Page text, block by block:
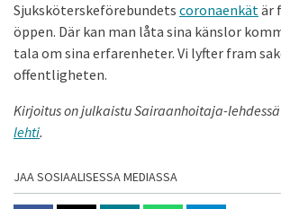
Sjuksköterskeförebundets coronaenkätär
öppen. Där kan man låta sina känslor
tala om sina erfarenheter. Vi lyfter fram
offentligheten.
Kirjoitus on julkaistu Sairaanhoitaja-
lehti.
JAA SOSIAALISESSA MEDIASSA